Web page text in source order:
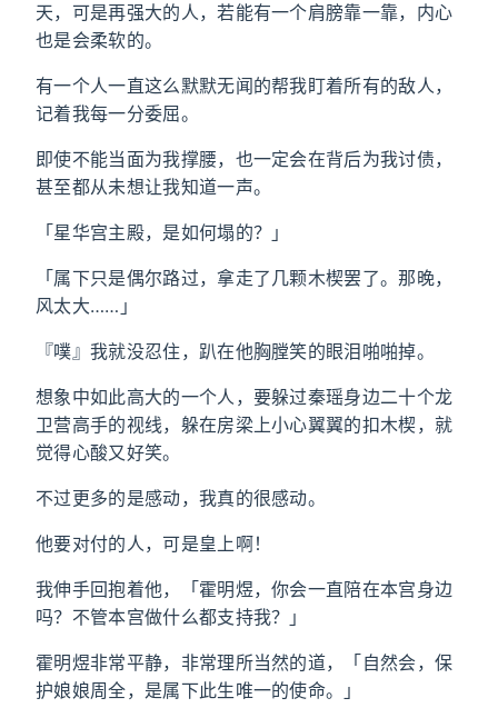
天，可是再强大的人，若能有一个肩膀靠一靠，内心
也是会柔软的。
有一个人一直这么默默无闻的帮我盯着所有的敌人，
记着我每一分委屈。
即使不能当面为我撑腰，也一定会在背后为我讨债，
甚至都从未想让我知道一声。
「星华宫主殿，是如何塌的？」
「属下只是偶尔路过，拿走了几颗木楔罢了。那晚，
风太大……」
『噗』我就没忍住，趴在他胸膛笑的眼泪啪啪掉。
想象中如此高大的一个人，要躲过秦瑶身边二十个龙
卫营高手的视线，躲在房梁上小心翼翼的扣木楔，就
觉得心酸又好笑。
不过更多的是感动，我真的很感动。
他要对付的人，可是皇上啊！
我伸手回抱着他，「霍明煜，你会一直陪在本宫身边
吗？不管本宫做什么都支持我？」
霍明煜非常平静，非常理所当然的道，「自然会，保
护娘娘周全，是属下此生唯一的使命。」